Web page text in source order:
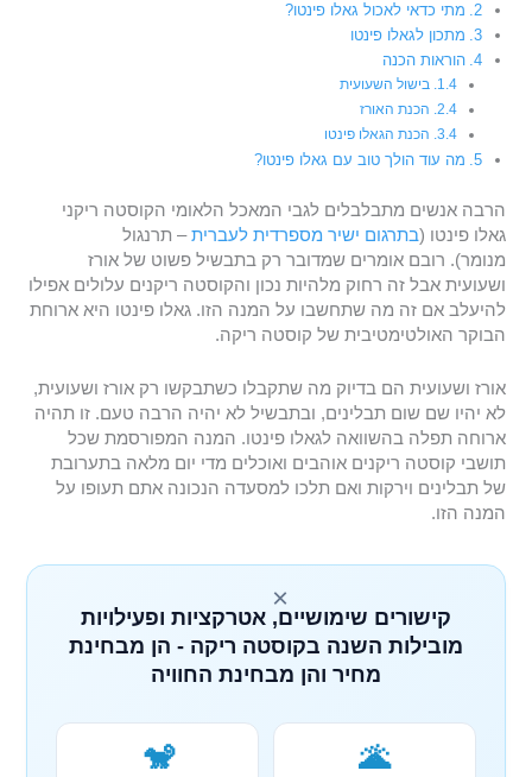
מתי כדאי לאכול גאלו פינטו?
מתכון לגאלו פינטו
הוראות הכנה
בישול השעועית
הכנת האורז
הכנת הגאלו פינטו
מה עוד הולך טוב עם גאלו פינטו?
הרבה אנשים מתבלבלים לגבי המאכל הלאומי הקוסטה ריקני
גאלו פינטו (בתרגום ישיר מספרדית לעברית– תרנגול
מנומר). רובם אומרים שמדובר רק בתבשיל פשוט של אורז
ושעועית אבל זה רחוק מלהיות נכון והקוסטה ריקנים עלולים אפילו
להיעלב אם זה מה שתחשבו על המנה הזו. גאלו פינטו היא ארוחת
הבוקר האולטימטיבית של קוסטה ריקה.
אורז ושעועית הם בדיוק מה שתקבלו כשתבקשו רק אורז ושעועית,
לא יהיו שם שום תבלינים, ובתבשיל לא יהיה הרבה טעם. זו תהיה
ארוחה תפלה בהשוואה לגאלו פינטו. המנה המפורסמת שכל
תושבי קוסטה ריקנים אוהבים ואוכלים מדי יום מלאה בתערובת
של תבלינים וירקות ואם תלכו למסעדה הנכונה אתם תעופו על
המנה הזו.
×
קישורים שימושיים, אטרקציות ופעילויות
מובילות השנה בקוסטה ריקה - הן מבחינת
מחיר והן מבחינת החוויה
🌋
🐒